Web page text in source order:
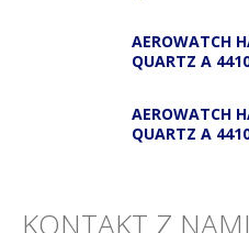
AEROWATCH
QUARTZ A
AEROWATCH
QUARTZ A
KONTAKT Z NAMI